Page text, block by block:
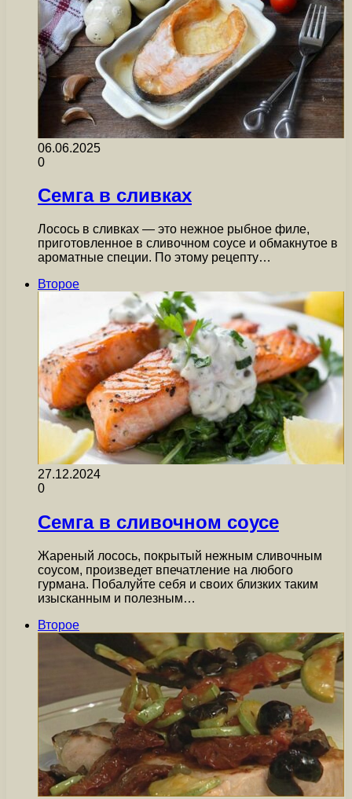
06.06.2025
0
Семга в сливках
Лосось в сливках — это нежное рыбное филе,
приготовленное в сливочном соусе и обмакнутое в
ароматные специи. По этому рецепту…
Второе
27.12.2024
0
Семга в сливочном соусе
Жареный лосось, покрытый нежным сливочным
соусом, произведет впечатление на любого
гурмана. Побалуйте себя и своих близких таким
изысканным и полезным…
Второе